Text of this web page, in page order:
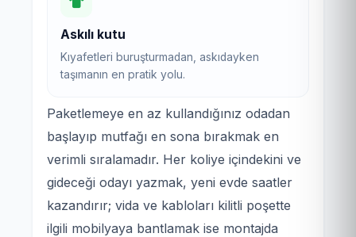
Askılı kutu
Kıyafetleri buruşturmadan, askıdayken
taşımanın en pratik yolu.
Paketlemeye en az kullandığınız odadan
başlayıp mutfağı en sona bırakmak en
verimli sıralamadır. Her koliye içindekini ve
gideceği odayı yazmak, yeni evde saatler
kazandırır; vida ve kabloları kilitli poşette
ilgili mobilyaya bantlamak ise montajda